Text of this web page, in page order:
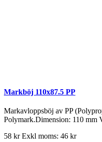
Markböj 110x87.5 PP
Markavloppsböj av PP
Polymark.Dimension: 110 mm
58 krExkl moms: 46 kr